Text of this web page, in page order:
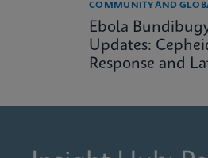
COMMUNITY AND
Ebola
Updates:
Response and